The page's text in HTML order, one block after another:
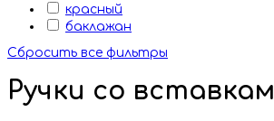
красный
баклажан
Сбросить все фильтры
Ручки со